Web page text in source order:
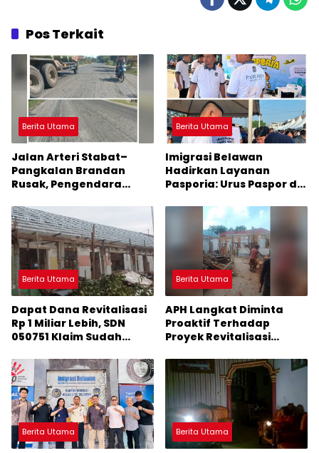
Pos Terkait
Berita Utama
Jalan Arteri Stabat–
Pangkalan Brandan
Rusak, Pengendara
Berita Utama
Imigrasi Belawan
Hadirkan Layanan
Pasporia: Urus Paspor di
Berita Utama
Dapat Dana Revitalisasi
Rp 1 Miliar Lebih, SDN
050751 Klaim Sudah
Arahan Perencana
Berita Utama
APH Langkat Diminta
Proaktif Terhadap
Proyek Revitalisasi
Berita Utama Berita Utama